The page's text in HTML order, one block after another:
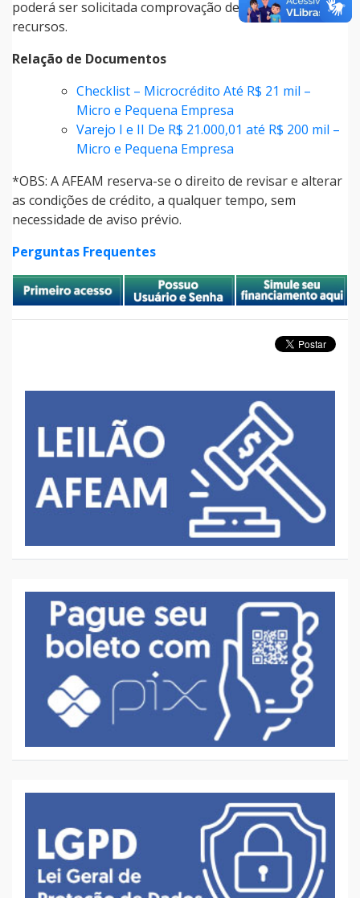
poderá ser solicitada comprovação de aplicação dos
recursos.
Relação de Documentos
Checklist – Microcrédito Até R$ 21 mil –
Micro e Pequena Empresa
Varejo I e II De R$ 21.000,01 até R$ 200 mil –
Micro e Pequena Empresa
*OBS: A AFEAM reserva-se o direito de revisar e alterar
as condições de crédito, a qualquer tempo, sem
necessidade de aviso prévio.
Perguntas Frequentes